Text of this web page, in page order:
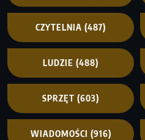
CZYTELNIA (487)
LUDZIE (488)
SPRZĘT (603)
WIADOMOŚCI (916)